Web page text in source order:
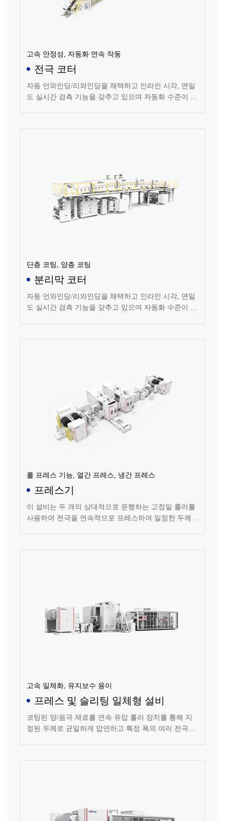
고속 안정성, 자동화 연속 작동
전극 코터
자동 언와인딩/리와인딩을 채택하고 인라인 시각, 면밀
도 실시간 검측 기능을 갖추고 있으며 자동화 수준이 높
단층 코팅, 양층 코팅
분리막 코터
자동 언와인딩/리와인딩을 채택하고 인라인 시각, 면밀
도 실시간 검측 기능을 갖추고 있으며 자동화 수준이 높
롤 프레스 기능, 열간 프레스, 냉간 프레스
프레스기
이 설비는 두 개의 상대적으로 운행하는 고정밀 롤러를
사용하여 전극을 연속적으로 프레스하여 일정한 두께와
일관성이 좋고 압연 밀도의 호환 범위가 넓습니다.
고속 일체화, 유지보수 용이
프레스 및 슬리팅 일체형 설비
코팅된 양/음극 재료를 연속 유압 롤러 장치를 통해 지
정된 두께로 균일하게 압연하고 특정 폭의 여러 전극으